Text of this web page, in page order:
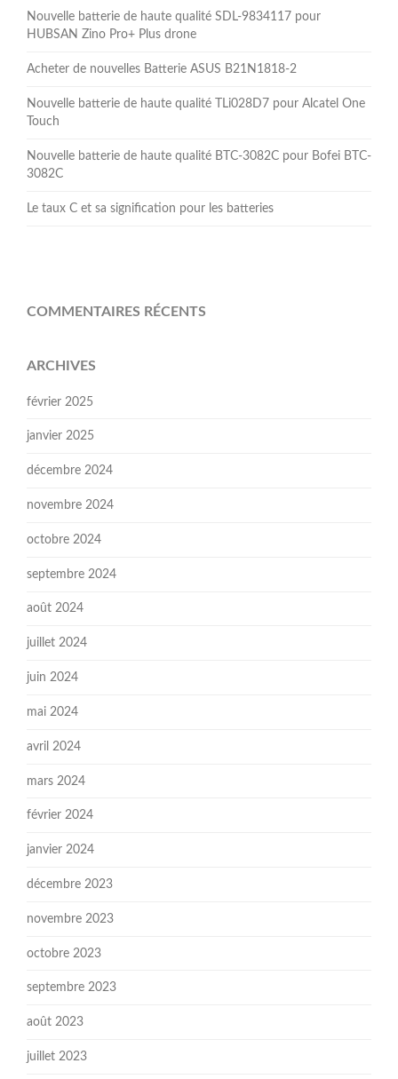
Nouvelle batterie de haute qualité SDL-9834117 pour
HUBSAN Zino Pro+ Plus drone
Acheter de nouvelles Batterie ASUS B21N1818-2
Nouvelle batterie de haute qualité TLi028D7 pour Alcatel One
Touch
Nouvelle batterie de haute qualité BTC-3082C pour Bofei BTC-
3082C
Le taux C et sa signification pour les batteries
COMMENTAIRES RÉCENTS
ARCHIVES
février 2025
janvier 2025
décembre 2024
novembre 2024
octobre 2024
septembre 2024
août 2024
juillet 2024
juin 2024
mai 2024
avril 2024
mars 2024
février 2024
janvier 2024
décembre 2023
novembre 2023
octobre 2023
septembre 2023
août 2023
juillet 2023